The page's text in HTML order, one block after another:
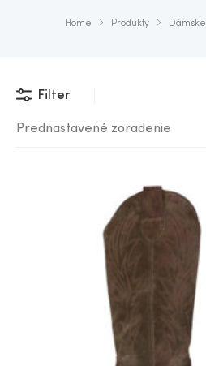
Home Produkty Dámske
Filter
Prednastavené zoradenie